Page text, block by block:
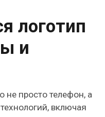
логотип
и
не просто телефон, а
включая